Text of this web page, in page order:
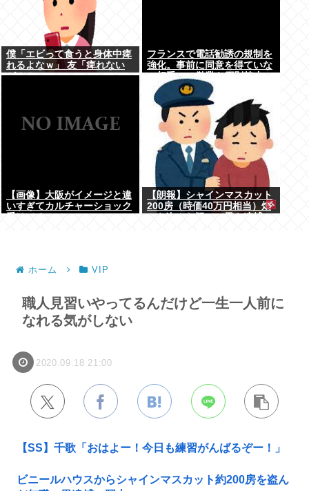
僕「エビって食うと身体中痺
れるよなｗ」 友「痺れない
が？？」
フランスで電話勧誘の規制を
強化。事前に同意を得ていな
い相手への営業を原則禁止
【画像】大阪がイメージと違
いすぎてカルチャーショック
【朗報】シャインマスカット
200房（時価40万円相当）畑
ホーム VIP
職人見習いやってるんだけど一生一人前に
なれる気がしない
2020.09.18 21:00
【SS】千歌「おはよー！今日も練習がんばるぞー！」
ビニールハウスからシャインマスカット約200房を盗ん